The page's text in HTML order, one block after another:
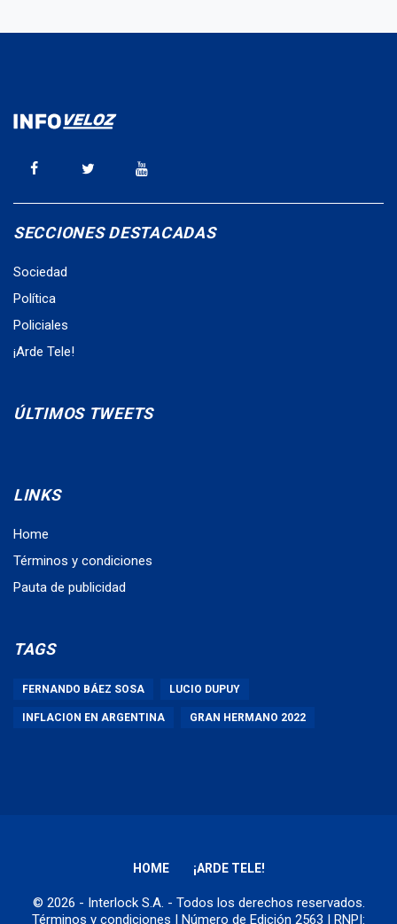
SECCIONES DESTACADAS
Sociedad
Política
Policiales
¡Arde Tele!
ÚLTIMOS TWEETS
LINKS
Home
Términos y condiciones
Pauta de publicidad
TAGS
FERNANDO BÁEZ SOSA LUCIO DUPUY
INFLACION EN ARGENTINA GRAN HERMANO 2022
HOME ¡ARDE TELE!
© 2026 - Interlock S.A. - Todos los derechos reservados.
Términos y condiciones | Número de Edición 2563 | RNPI: